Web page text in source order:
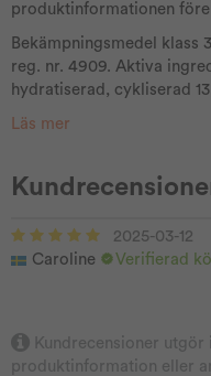
produktinformationen före
Bekämpningsmedel klass
reg. nr. 4909. Aktiva
hydratiserad, cykliserad
Läs mer
2025-03-12
Caroline
Verifierad
Kundrecensioner
produktinformation eller